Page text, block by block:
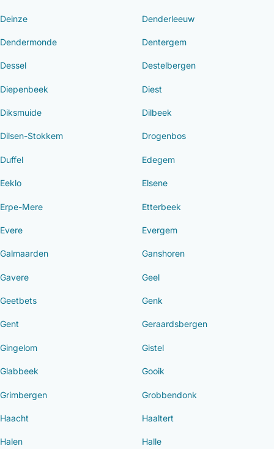
Deinze Denderleeuw
Dendermonde Dentergem
Dessel Destelbergen
Diepenbeek Diest
Diksmuide Dilbeek
Dilsen-Stokkem Drogenbos
Duffel Edegem
Eeklo Elsene
Erpe-Mere Etterbeek
Evere Evergem
Galmaarden Ganshoren
Gavere Geel
Geetbets Genk
Gent Geraardsbergen
Gingelom Gistel
Glabbeek Gooik
Grimbergen Grobbendonk
Haacht Haaltert
Halen Halle